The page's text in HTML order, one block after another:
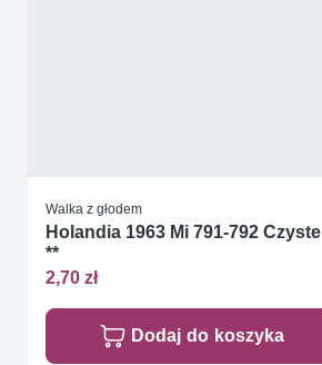
Walka z głodem
Holandia 1963 Mi 791-792 Czyste
**
2,70 zł
Dodaj do koszyka